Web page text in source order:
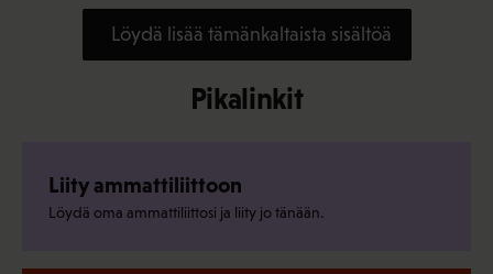
Löydä lisää tämänkaltaista sisältöä
Pikalinkit
Liity ammattiliittoon
Löydä oma ammattiliittosi ja liity jo tänään.